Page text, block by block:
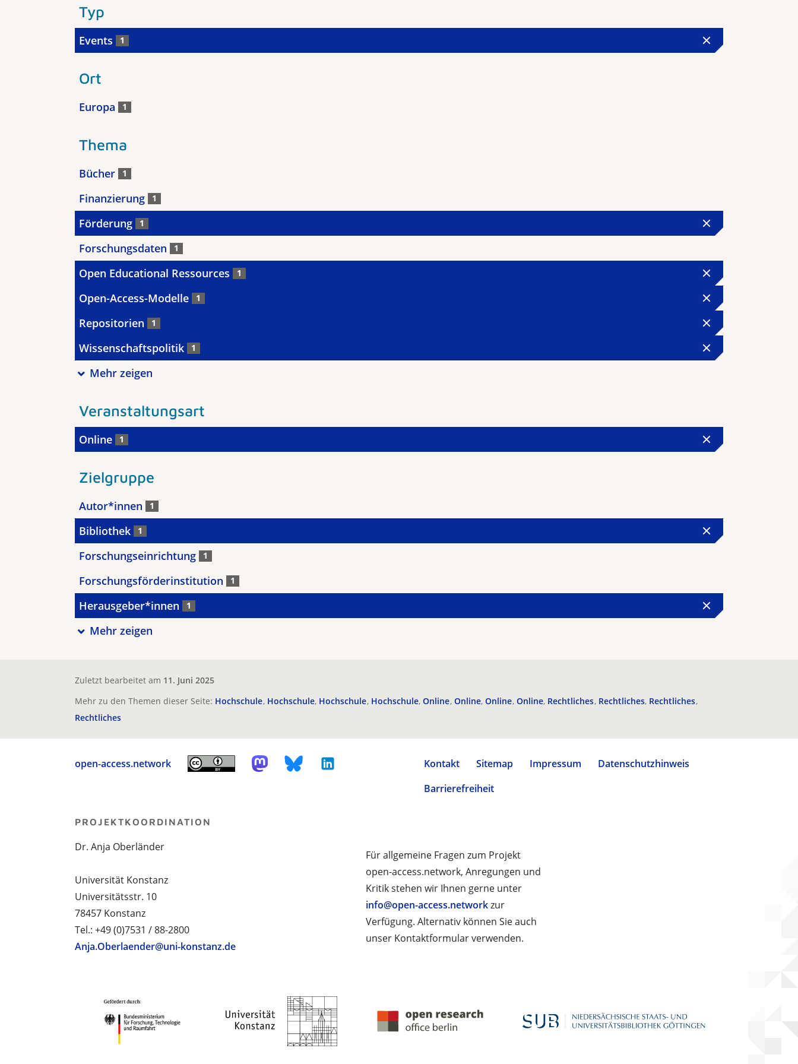
Typ
Events 1
Ort
Europa 1
Thema
Bücher 1
Finanzierung 1
Förderung 1
Forschungsdaten 1
Open Educational Ressources 1
Open-Access-Modelle 1
Repositorien 1
Wissenschaftspolitik 1
Mehr zeigen
Veranstaltungsart
Online 1
Zielgruppe
Autor*innen 1
Bibliothek 1
Forschungseinrichtung 1
Forschungsförderinstitution 1
Herausgeber*innen 1
Mehr zeigen
Zuletzt bearbeitet am 11. Juni 2025
Mehr zu den Themen dieser Seite: Hochschule Hochschule Hochschule Hochschule Online Online Online Online Rechtliches Rechtliches Rechtliches
Rechtliches
open-access.network Kontakt Sitemap Impressum
Datenschutzhinweis
Barrierefreiheit
Für allgemeine Fragen zum Projekt
open-access.network, Anregungen und
Kritik stehen wir Ihnen gerne unter
info@open-access.networkzur
Verfügung. Alternativ können Sie auch
unser Kontaktformular verwenden.
PROJEKTKOORDINATION
Dr. Anja Oberländer
Universität Konstanz
Universitätsstr. 10
78457 Konstanz
Tel.: +49 (0)7531 / 88-2800
Anja.Oberlaender@uni-konstanz.de